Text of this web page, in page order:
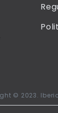
© 2023.